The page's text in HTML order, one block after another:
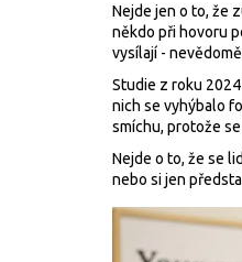
Nejde jen o to, že
někdo při hovoru
vysílají -
Studie z roku
nich se vyhýbalo
smíchu, protože
Nejde o to, že se
nebo si jen